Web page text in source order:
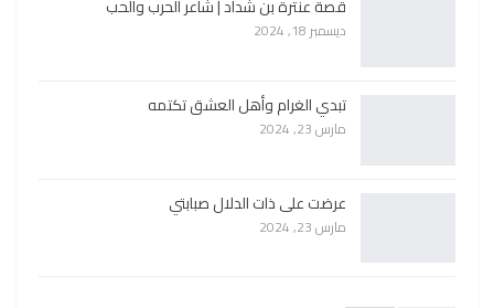
قصة عنترة بن شداد | شاعر الحرب والحب
ديسمبر 18, 2024
تبدي الغرام وأهل العشق تكتمه
مارس 23, 2024
عرضت على ذات الدلال صبابتي
مارس 23, 2024